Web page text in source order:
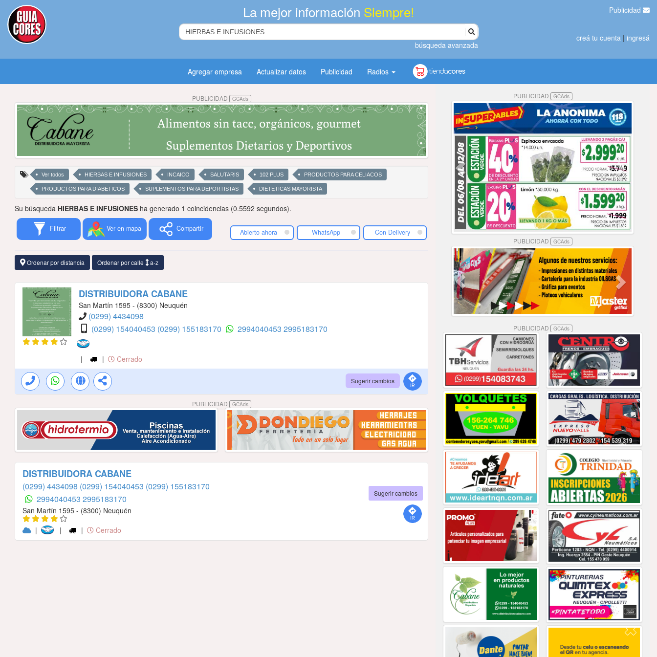
La mejor información Siempre!
búsqueda avanzada
Publicidad
creá tu cuenta | ingresá
Agregar empresa Actualizar datos Publicidad Radios
PUBLICIDAD GCAds
Ver todos HIERBAS E INFUSIONES INCAICO SALUTARIS 102 PLUS PRODUCTOS PARA CELIACOS
PRODUCTOS PARA DIABETICOS SUPLEMENTOS PARA DEPORTISTAS DIETETICAS MAYORISTA
Su búsqueda HIERBAS E INFUSIONES ha generado 1 coincidencias (0.5592 segundos).
Filtrar Ver en mapa Compartir Abierto ahora WhatsApp Con Delivery
Ordenar por distancia Ordenar por calle a-z
DISTRIBUIDORA CABANE
San Martín 1595 - (8300) Neuquén
(0299) 4434098
(0299) 154040453 (0299) 155183170 2994040453 2995183170
| | Cerrado
Sugerir cambios
PUBLICIDAD GCAds
DISTRIBUIDORA CABANE
(0299) 4434098 (0299) 154040453 (0299) 155183170
2994040453 2995183170
San Martín 1595 - (8300) Neuquén
|
| | Cerrado
Sugerir cambios
PUBLICIDAD GCAds
PUBLICIDAD GCAds
PUBLICIDAD GCAds